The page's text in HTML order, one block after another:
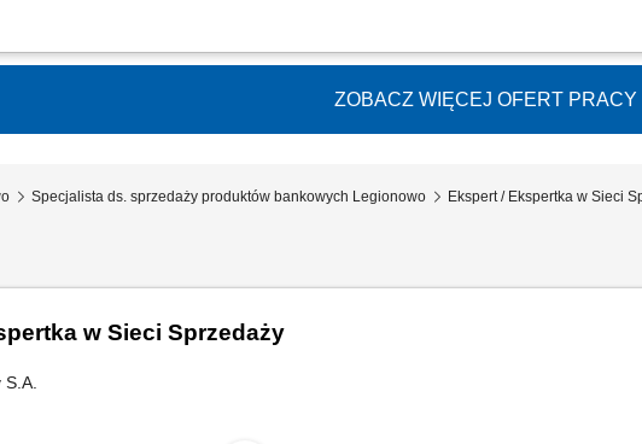
obowiązków Diagnozowanie potrzeb i oczekiwań Klientów; Aktywne pozyskiwanie
ZOBACZ WIĘCEJ OFERT PRACY
Specjalista ds. sprzedaży produktów bankowych Legionowo Ekspert / Ekspertka w Sieci
w Sieci Sprzedaży